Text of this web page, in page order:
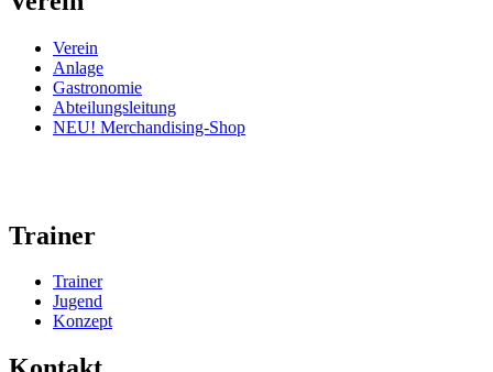
Verein
Anlage
Gastronomie
Abteilungsleitung
NEU! Merchandising-Shop
Trainer
Trainer
Jugend
Konzept